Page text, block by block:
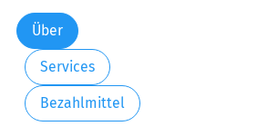
Über
Services
Bezahlmittel